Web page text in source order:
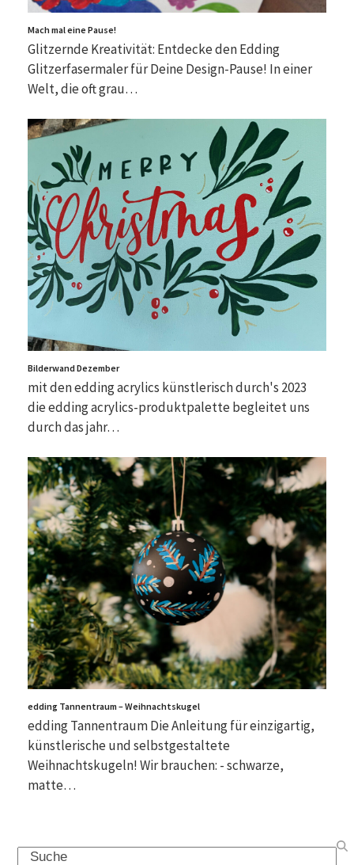
Mach mal eine Pause!
Glitzernde Kreativität: Entdecke den Edding
Glitzerfasermaler für Deine Design-Pause! In einer
Welt, die oft grau…
Bilderwand Dezember
mit den edding acrylics künstlerisch durch's 2023
die edding acrylics-produktpalette begleitet uns
durch das jahr…
edding Tannentraum – Weihnachtskugel
edding Tannentraum Die Anleitung für einzigartig,
künstlerische und selbstgestaltete
Weihnachtskugeln! Wir brauchen: - schwarze,
matte…
Search